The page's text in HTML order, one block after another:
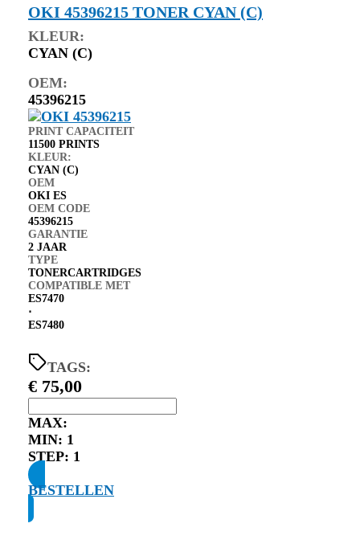
OKI 45396215 TONER CYAN (C)
KLEUR:
CYAN (C)
OEM:
45396215
PRINT CAPACITEIT
11500 PRINTS
KLEUR:
CYAN (C)
OEM
OKI ES
OEM CODE
45396215
GARANTIE
2 JAAR
TYPE
TONERCARTRIDGES
COMPATIBLE MET
ES7470
⋅
ES7480
TAGS:
€ 75,00
MAX:
MIN: 1
STEP: 1
BESTELLEN